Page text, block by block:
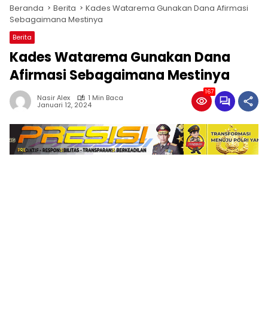
Beranda Berita
Kades Watarema Gunakan Dana Afirmasi
Sebagaimana Mestinya
Berita
Kades Watarema Gunakan Dana
Afirmasi Sebagaimana Mestinya
Nasir Alex 1 Min Baca
Januari 12, 2024
167